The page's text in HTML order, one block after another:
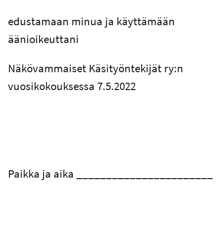
edustamaan minua ja käyttämään
äänioikeuttani
Näkövammaiset Käsityöntekijät ry:n
vuosikokouksessa 7.5.2022
Paikka ja aika _______________________